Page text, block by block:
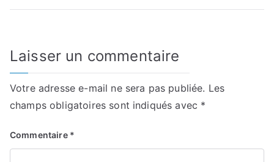
Laisser un commentaire
Votre adresse e-mail ne sera pas publiée. Les
champs obligatoires sont indiqués avec *
Commentaire *